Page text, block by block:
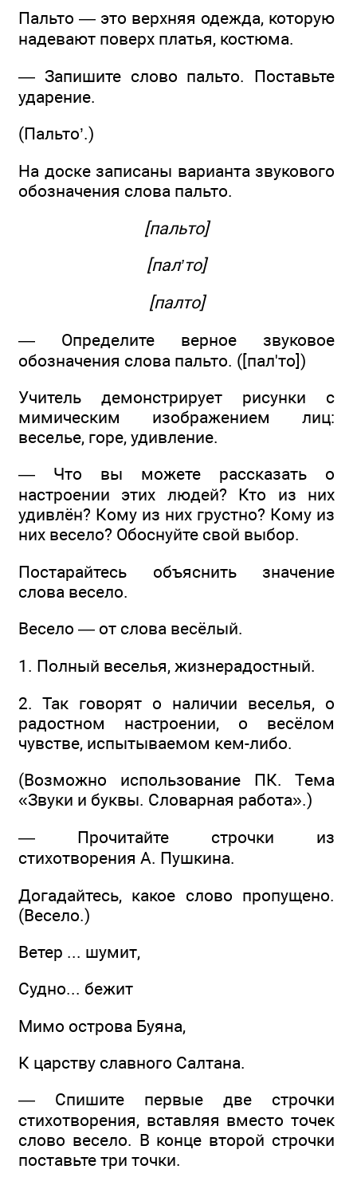
Пальто — это верхняя одежда, которую
надевают поверх платья, костюма.
— Запишите слово пальто. Поставьте
ударение.
(Пальто’.)
На доске записаны варианта звукового
обозначения слова пальто.
[пальто]
[пал’то]
[палто]
— Определите верное звуковое
обозначения слова пальто. ([пал'то])
Учитель демонстрирует рисунки с
мимическим изображением лиц:
веселье, горе, удивление.
— Что вы можете рассказать о
настроении этих людей? Кто из них
удивлён? Кому из них грустно? Кому из
них весело? Обоснуйте свой выбор.
Постарайтесь объяснить значение
слова весело.
Весело — от слова весёлый.
1. Полный веселья, жизнерадостный.
2. Так говорят о наличии веселья, о
радостном настроении, о весёлом
чувстве, испытываемом кем-либо.
(Возможно использование ПК. Тема
«Звуки и буквы. Словарная работа».)
— Прочитайте строчки из
стихотворения А. Пушкина.
Догадайтесь, какое слово пропущено.
(Весело.)
Ветер ... шумит,
Судно... бежит
Мимо острова Буяна,
К царству славного Салтана.
— Спишите первые две строчки
стихотворения, вставляя вместо точек
слово весело. В конце второй строчки
поставьте три точки.